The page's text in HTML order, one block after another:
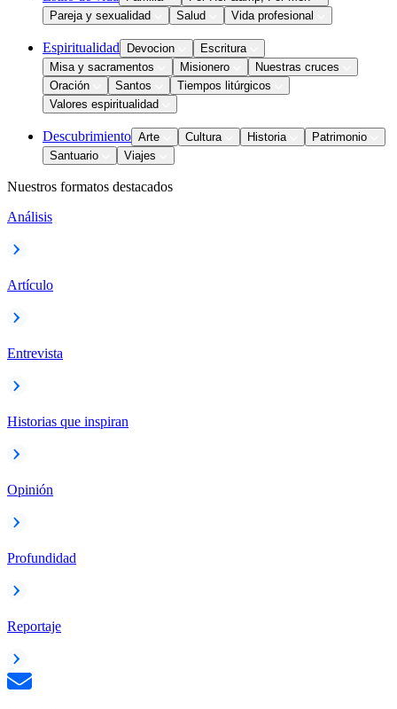
Pareja y sexualidad
Salud Vida profesional
Espiritualidad Devocion
Escritura
Misa y sacramentos
Misionero
Nuestras cruces
Oración
Santos
Tiempos litúrgicos
Valores espiritualidad
Descubrimiento Arte Cultura Historia
Patrimonio
Santuario
Viajes
Nuestros formatos destacados
Análisis
Artículo
Entrevista
Historias que inspiran
Opinión
Profundidad
Reportaje